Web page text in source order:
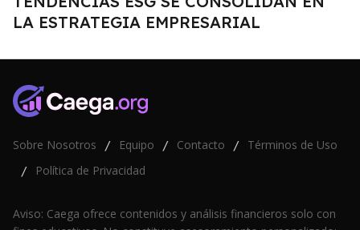
LA ESTRATEGIA EMPRESARIAL
Sobre Nosotros / Equipo / Contacto / Términos de Uso
/ Política de Privacidad
Aviso: Caega ofrece contenidos y análisis financieros solo con